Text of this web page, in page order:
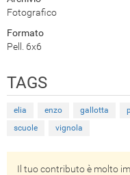
Fotografico
Formato
Pell. 6x6
TAGS
elia enzo gallotta
scuole
vignola
Il tuo contributo è molto